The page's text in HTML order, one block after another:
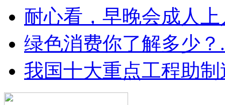
耐心看，早晚会成人上
绿色消费你了解多少？
我国十大重点工程助